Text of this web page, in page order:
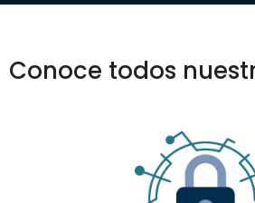
Conoce todos